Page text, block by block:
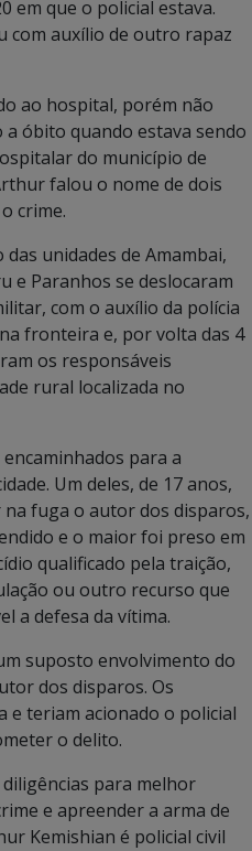
em que o policial estava.
com auxílio de outro rapaz
ao hospital, porém não
óbito quando estava sendo
do município de
falou o nome de dois
crime.
unidades de Amambai,
e Paranhos se deslocaram
com o auxílio da polícia
fronteira e, por volta das 4
os responsáveis
rural localizada no
para a
Um deles, de 17 anos,
fuga o autor dos disparos,
e o maior foi preso em
qualificado pela traição,
ou outro recurso que
a defesa da vítima.
suposto envolvimento do
dos disparos. Os
e teriam acionado o policial
o delito.
para melhor
e apreender a arma de
Kemishian é policial civil